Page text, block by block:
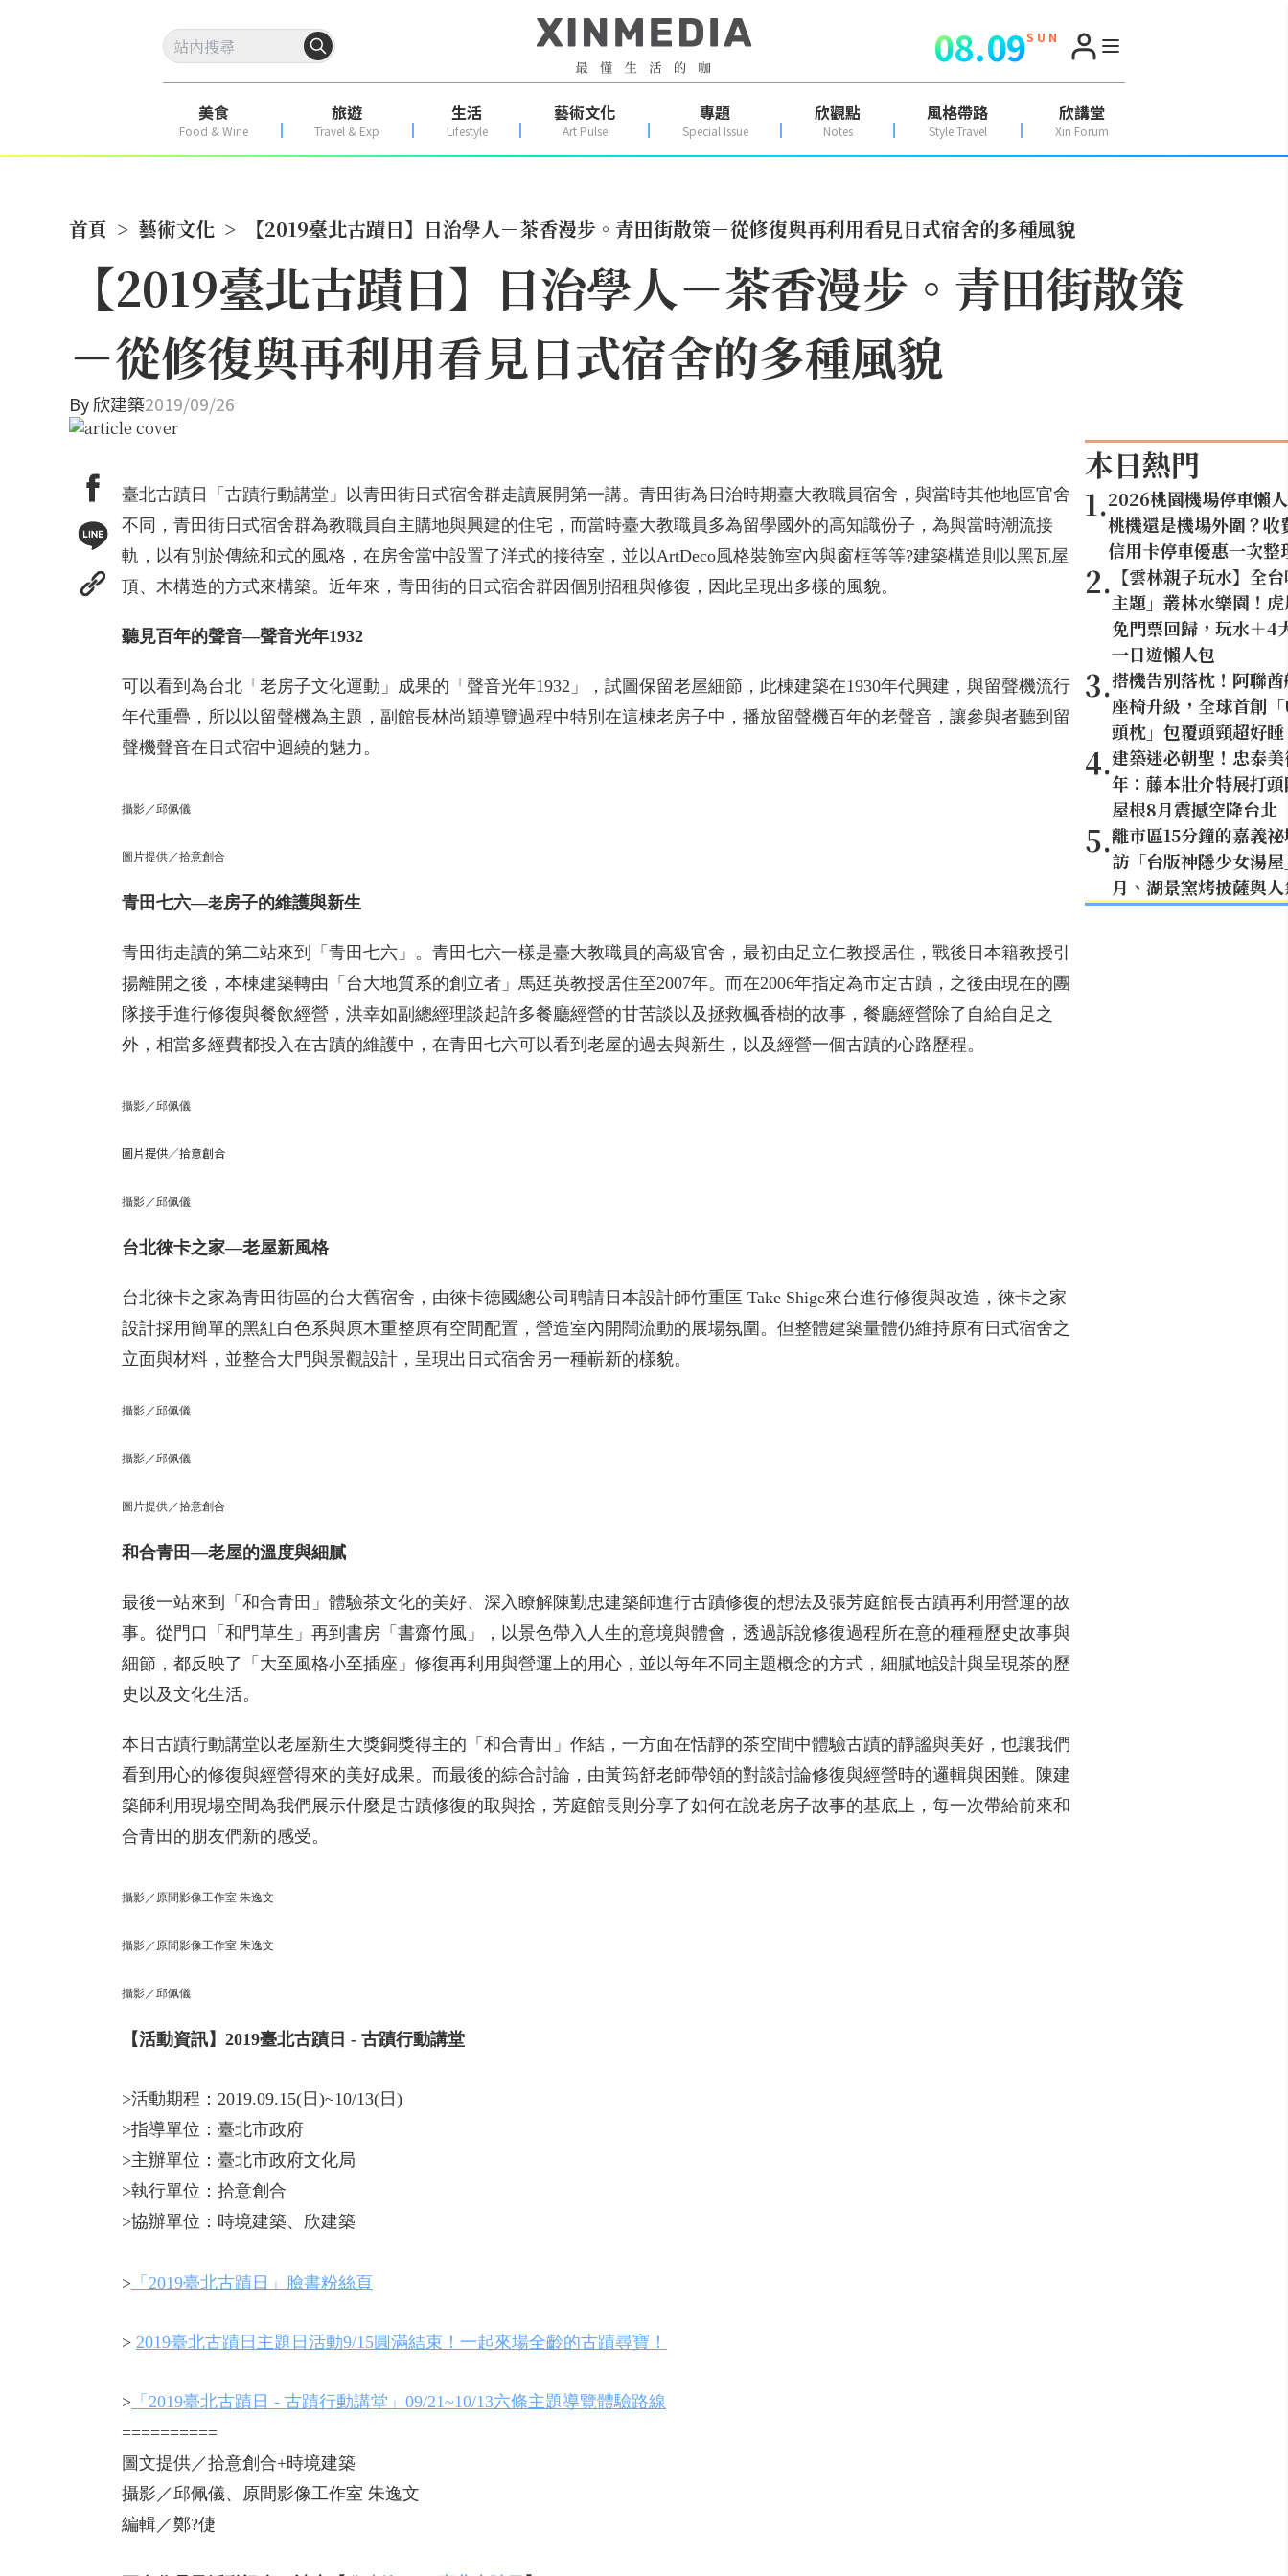
08.09S U N
美食
Food & Wine
旅遊
Travel & Exp
生活
Lifestyle
藝術文化
Art Pulse
專題
Special Issue
欣觀點
Notes
風格帶路
Style Travel
欣講堂
Xin Forum
首頁 > 藝術文化 > 【2019臺北古蹟日】日治學人－茶香漫步。青田街散策－從修復與再利用看見日式宿舍的多種風貌
【2019臺北古蹟日】日治學人－茶香漫步。青田街散策
－從修復與再利用看見日式宿舍的多種風貌
By欣建築2019/09/26
臺北古蹟日「古蹟行動講堂」以青田街日式宿舍群走讀展開第一講。青田街為日治時期臺大教職員宿舍，與當時其他地區官舍
不同，青田街日式宿舍群為教職員自主購地與興建的住宅，而當時臺大教職員多為留學國外的高知識份子，為與當時潮流接
軌，以有別於傳統和式的風格，在房舍當中設置了洋式的接待室，並以ArtDeco風格裝飾室內與窗框等等?建築構造則以黑瓦屋
頂、木構造的方式來構築。近年來，青田街的日式宿舍群因個別招租與修復，因此呈現出多樣的風貌。
聽見百年的聲音—聲音光年1932
可以看到為台北「老房子文化運動」成果的「聲音光年1932」，試圖保留老屋細節，此棟建築在1930年代興建，與留聲機流行
年代重疊，所以以留聲機為主題，副館長林尚穎導覽過程中特別在這棟老房子中，播放留聲機百年的老聲音，讓參與者聽到留
聲機聲音在日式宿中迴繞的魅力。
攝影／邱佩儀
圖片提供／拾意創合
青田七六—老房子的維護與新生
青田街走讀的第二站來到「青田七六」。青田七六一樣是臺大教職員的高級官舍，最初由足立仁教授居住，戰後日本籍教授引
揚離開之後，本棟建築轉由「台大地質系的創立者」馬廷英教授居住至2007年。而在2006年指定為市定古蹟，之後由現在的團
隊接手進行修復與餐飲經營，洪幸如副總經理談起許多餐廳經營的甘苦談以及拯救楓香樹的故事，餐廳經營除了自給自足之
外，相當多經費都投入在古蹟的維護中，在青田七六可以看到老屋的過去與新生，以及經營一個古蹟的心路歷程。
攝影／邱佩儀
圖片提供／拾意創合
攝影／邱佩儀
台北徠卡之家—老屋新風格
台北徠卡之家為青田街區的台大舊宿舍，由徠卡德國總公司聘請日本設計師竹重匡 Take Shige來台進行修復與改造，徠卡之家
設計採用簡單的黑紅白色系與原木重整原有空間配置，營造室內開闊流動的展場氛圍。但整體建築量體仍維持原有日式宿舍之
立面與材料，並整合大門與景觀設計，呈現出日式宿舍另一種嶄新的樣貌。
攝影／邱佩儀
攝影／邱佩儀
圖片提供／拾意創合
和合青田—老屋的溫度與細膩
最後一站來到「和合青田」體驗茶文化的美好、深入瞭解陳勤忠建築師進行古蹟修復的想法及張芳庭館長古蹟再利用營運的故
事。從門口「和門草生」再到書房「書齋竹風」，以景色帶入人生的意境與體會，透過訴說修復過程所在意的種種歷史故事與
細節，都反映了「大至風格小至插座」修復再利用與營運上的用心，並以每年不同主題概念的方式，細膩地設計與呈現茶的歷
史以及文化生活。
本日古蹟行動講堂以老屋新生大獎銅獎得主的「和合青田」作結，一方面在恬靜的茶空間中體驗古蹟的靜謐與美好，也讓我們
看到用心的修復與經營得來的美好成果。而最後的綜合討論，由黃筠舒老師帶領的對談討論修復與經營時的邏輯與困難。陳建
築師利用現場空間為我們展示什麼是古蹟修復的取與捨，芳庭館長則分享了如何在說老房子故事的基底上，每一次帶給前來和
合青田的朋友們新的感受。
攝影／原間影像工作室 朱逸文
攝影／原間影像工作室 朱逸文
攝影／邱佩儀
【活動資訊】2019臺北古蹟日 - 古蹟行動講堂
>活動期程：2019.09.15(日)~10/13(日)
>指導單位：臺北市政府
>主辦單位：臺北市政府文化局
>執行單位：拾意創合
>協辦單位：時境建築、欣建築
> 「2019臺北古蹟日」臉書粉絲頁
> 2019臺北古蹟日主題日活動9/15圓滿結束！一起來場全齡的古蹟尋寶！
> 「2019臺北古蹟日 - 古蹟行動講堂」09/21~10/13六條主題導覽體驗路線
==========
圖文提供／拾意創合+時境建築
攝影／邱佩儀、原間影像工作室 朱逸文
編輯／鄭?倢
本日熱門
1.2026桃園機場停車懶
桃機還是機場外圍？收
信用卡停車優惠一次整
2. 【雲林親子玩水】全
主題」叢林水樂園！
免門票回歸，玩水＋4
一日遊懶人包
3.搭機告別落枕！阿聯
座椅升級，全球首創
頭枕」包覆頭頸超好睡
4.建築迷必朝聖！忠泰
年：藤本壯介特展打
屋根8月震撼空降台北
5.離市區15分鐘的嘉義
訪「台版神隱少女湯
月、湖景窯烤披薩與